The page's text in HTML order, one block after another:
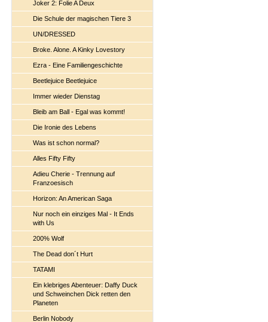
Joker 2: Folie A Deux
Die Schule der magischen Tiere 3
UN/DRESSED
Broke. Alone. A Kinky Lovestory
Ezra - Eine Familiengeschichte
Beetlejuice Beetlejuice
Immer wieder Dienstag
Bleib am Ball - Egal was kommt!
Die Ironie des Lebens
Was ist schon normal?
Alles Fifty Fifty
Adieu Cherie - Trennung auf
Franzoesisch
Horizon: An American Saga
Nur noch ein einziges Mal - It Ends
with Us
200% Wolf
The Dead don´t Hurt
TATAMI
Ein klebriges Abenteuer: Daffy Duck
und Schweinchen Dick retten den
Planeten
Berlin Nobody